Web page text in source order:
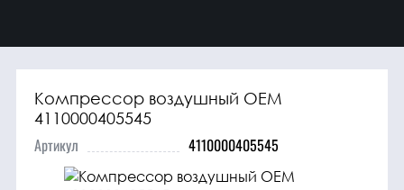
Агрегаты в
сборе
Гидравлика и
трансмиссия
Компрессор воздушный OEM
4110000405545
Артикул 4110000405545